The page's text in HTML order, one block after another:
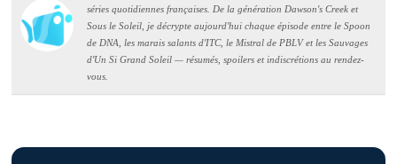
séries quotidiennes françaises. De la génération Dawson's Creek et
Sous le Soleil, je décrypte aujourd'hui chaque épisode entre le Spoon
de DNA, les marais salants d'ITC, le Mistral de PBLV et les Sauvages
d'Un Si Grand Soleil — résumés, spoilers et indiscrétions au rendez-
vous.